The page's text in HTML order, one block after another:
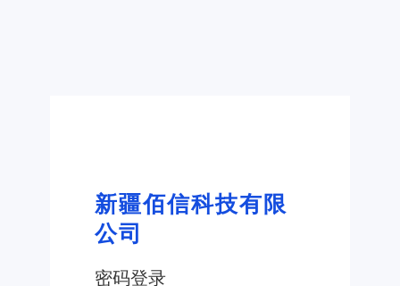
新疆佰信科技有限
公司
密码登录